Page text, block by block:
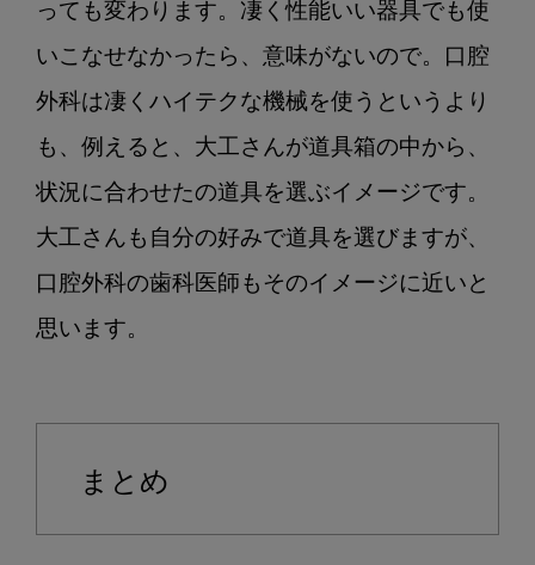
っても変わります。凄く性能いい器具でも使
いこなせなかったら、意味がないので。口腔
外科は凄くハイテクな機械を使うというより
も、例えると、大工さんが道具箱の中から、
状況に合わせたの道具を選ぶイメージです。
大工さんも自分の好みで道具を選びますが、
口腔外科の歯科医師もそのイメージに近いと
思います。
まとめ